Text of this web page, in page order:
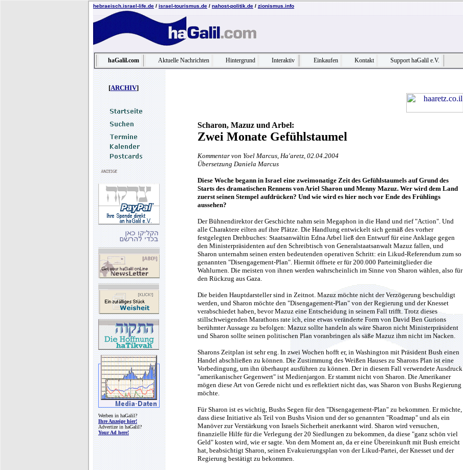
hebraeisch.israel-life.de/israel-tourismus.de/nahost-politik.de/zionismus.info
haGalil.com Aktuelle Nachrichten Hintergrund Interaktiv Einkaufen Kontakt Support haGalil e.V.
[ARCHIV]
Werben in haGalil?
Ihre Anzeige hier!
Advertize in haGalil?
Your Ad here!
Scharon, Mazuz und Arbel:
Zwei Monate Gefühlstaumel
Kommentar von Yoel Marcus, Ha'aretz, 02.04.2004
Übersetzung Daniela Marcus
Diese Woche begann in Israel eine zweimonatige Zeit des Gefühlstaumels auf Grund des
Starts des dramatischen Rennens von Ariel Sharon und Menny Mazuz. Wer wird dem Land
zuerst seinen Stempel aufdrücken? Und wie wird es hier noch vor Ende des Frühlings
aussehen?
Der Bühnendirektor der Geschichte nahm sein Megaphon in die Hand und rief "Action". Und
alle Charaktere eilten auf ihre Plätze. Die Handlung entwickelt sich gemäß des vorher
festgelegten Drehbuches: Staatsanwältin Edna Arbel ließ den Entwurf für eine Anklage gegen
den Ministerpräsidenten auf den Schreibtisch von Generalstaatsanwalt Mazuz fallen, und
Sharon unternahm seinen ersten bedeutenden operativen Schritt: ein Likud-Referendum zum so
genannten "Disengagement-Plan". Hiermit öffnete er für 200.000 Parteimitglieder die
Wahlurnen. Die meisten von ihnen werden wahrscheinlich im Sinne von Sharon wählen, also für
den Rückzug aus Gaza.
Die beiden Hauptdarsteller sind in Zeitnot. Mazuz möchte nicht der Verzögerung beschuldigt
werden, und Sharon möchte den "Disengagement-Plan" von der Regierung und der Knesset
verabschiedet haben, bevor Mazuz eine Entscheidung in seinem Fall trifft. Trotz dieses
stillschweigenden Marathons rate ich, eine etwas veränderte Form von David Ben Gurions
berühmter Aussage zu befolgen: Mazuz sollte handeln als wäre Sharon nicht Ministerpräsident
und Sharon sollte seinen politischen Plan voranbringen als säße Mazuz ihm nicht im Nacken.
Sharons Zeitplan ist sehr eng. In zwei Wochen hofft er, in Washington mit Präsident Bush einen
Handel abschließen zu können. Die Zustimmung des Weißen Hauses zu Sharons Plan ist eine
Vorbedingung, um ihn überhaupt ausführen zu können. Der in diesem Fall verwendete Ausdruck
"amerikanischer Gegenwert" ist Medienjargon. Er stammt nicht von Sharon. Die Amerikaner
mögen diese Art von Gerede nicht und es reflektiert nicht das, was Sharon von Bushs Regierung
möchte.
Für Sharon ist es wichtig, Bushs Segen für den "Disengagement-Plan" zu bekommen. Er möchte,
dass diese Initiative als Teil von Bushs Vision und der so genannten "Roadmap" und als ein
Manöver zur Verstärkung von Israels Sicherheit anerkannt wird. Sharon wird versuchen,
finanzielle Hilfe für die Verlegung der 20 Siedlungen zu bekommen, da diese "ganz schön viel
Geld" kosten wird, wie er sagte. Von dem Moment an, da er eine Übereinkunft mit Bush erreicht
hat, beabsichtigt Sharon, seinen Evakuierungsplan von der Likud-Partei, der Knesset und der
Regierung bestätigt zu bekommen.